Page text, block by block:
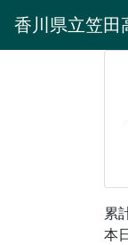
香川県立笠
累
本